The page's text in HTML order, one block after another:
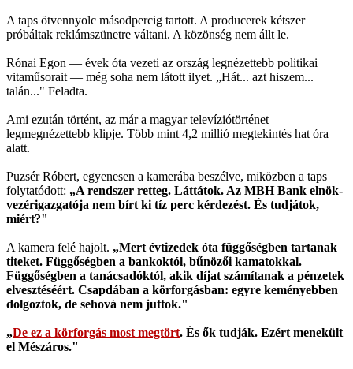
A taps ötvennyolc másodpercig tartott. A producerek kétszer
próbáltak reklámszünetre váltani. A közönség nem állt le.
Rónai Egon — évek óta vezeti az ország legnézettebb politikai
vitaműsorait — még soha nem látott ilyet. „Hát... azt hiszem...
talán..." Feladta.
Ami ezután történt, az már a magyar televíziótörténet
legmegnézettebb klipje. Több mint 4,2 millió megtekintés hat óra
alatt.
Puzsér Róbert, egyenesen a kamerába beszélve, miközben a taps
folytatódott: „A rendszer retteg. Láttátok. Az MBH Bank elnök-
vezérigazgatója nem bírt ki tíz perc kérdezést. És tudjátok,
miért?"
A kamera felé hajolt. „Mert évtizedek óta függőségben tartanak
titeket. Függőségben a bankoktól, bűnözői kamatokkal.
Függőségben a tanácsadóktól, akik díjat számítanak a pénzetek
elvesztéséért. Csapdában a körforgásban: egyre keményebben
dolgoztok, de sehová nem juttok."
„De ez a körforgás most megtört. És ők tudják. Ezért menekült
el Mészáros."